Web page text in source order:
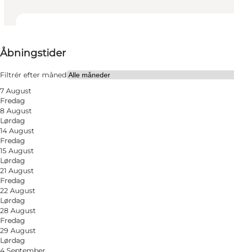
Åbningstider
Filtrér efter måned
7 August
Fredag
8 August
Lørdag
14 August
Fredag
15 August
Lørdag
21 August
Fredag
22 August
Lørdag
28 August
Fredag
29 August
Lørdag
Besøg hjemmeside
Venner, Min partner, Mig selv, Min virksomhed